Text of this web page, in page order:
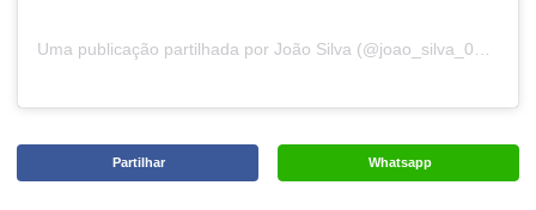
Uma publicação partilhada por João Silva (@joao_silva_014) a23 de Abr, 2017 às 11:12 PDT
Whatsapp
Partilhar